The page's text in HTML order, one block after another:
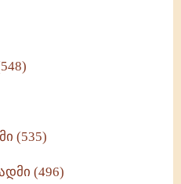
(535)
(496)